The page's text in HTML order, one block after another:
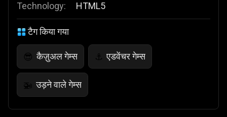
Technology:
HTML5
टैग किया गया
😎 कैज़ुअल गेम्स ⚓ एडवेंचर गेम्स
🚁 उड़ने वाले गेम्स